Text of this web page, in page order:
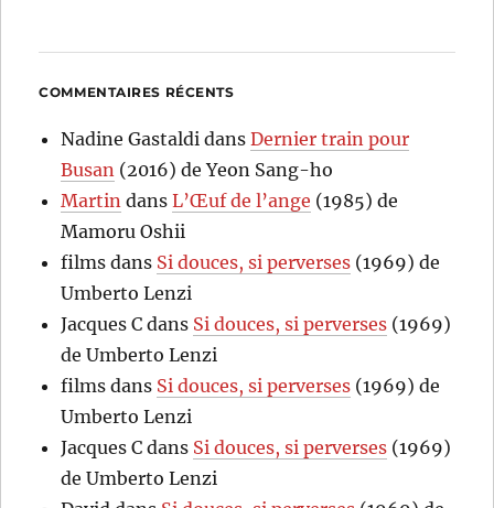
COMMENTAIRES RÉCENTS
Nadine Gastaldi dansDernier train pour
Busan (2016) de Yeon Sang-ho
Martin dansL’Œuf de l’ange (1985) de
Mamoru Oshii
films dans Si douces, si perverses (1969) de
Umberto Lenzi
Jacques C dans Si douces, si perverses (1969)
de Umberto Lenzi
films dans Si douces, si perverses (1969) de
Umberto Lenzi
Jacques C dans Si douces, si perverses (1969)
de Umberto Lenzi